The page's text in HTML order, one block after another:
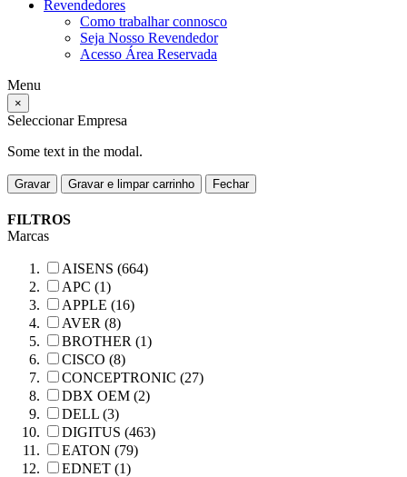
Revendedores
Como trabalhar connosco
Seja Nosso Revendedor
Acesso Área Reservada
Menu
×
Seleccionar Empresa
Some text in the modal.
Gravar Gravar e limpar carrinho Fechar
FILTROS
Marcas
AISENS (664)
APC (1)
APPLE (16)
AVER (8)
BROTHER (1)
CISCO (8)
CONCEPTRONIC (27)
DBX OEM (2)
DELL (3)
DIGITUS (463)
EATON (79)
EDNET (1)